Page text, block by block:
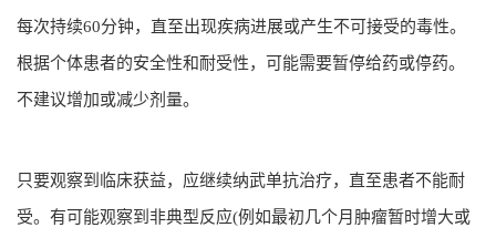
每次持续60分钟，直至出现疾病进展或产生不可接受的毒性。
根据个体患者的安全性和耐受性，可能需要暂停给药或停药。
不建议增加或减少剂量。
只要观察到临床获益，应继续纳武单抗治疗，直至患者不能耐
受。有可能观察到非典型反应(例如最初几个月肿瘤暂时增大或